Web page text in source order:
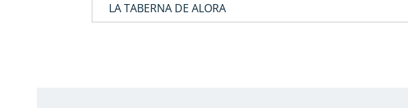
LA TABERNA DE ALORA